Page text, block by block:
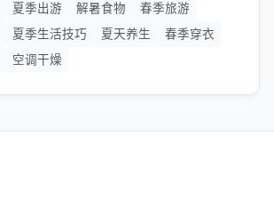
夏季出游 解暑食物
春季旅游
夏季生活技巧 夏天养生
春季穿衣
空调干燥